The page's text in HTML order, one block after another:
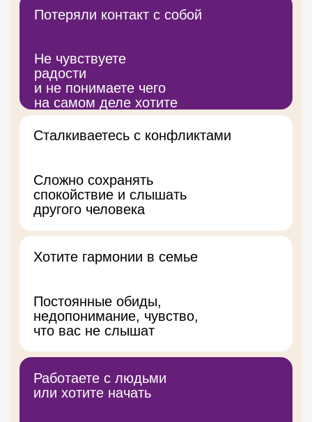
Хочется заниматься чем-то
осмысленным, но не знаете,
с чего начать
Не находите себя в работе
или лечение
Беспокоит здоровье —
своё или близких
Есть движение, но нет
внутреннего отклика
Чувствуете, что живёте
«не свою жизнь»
Этот курс — путь к спокойствию,
ясности и жизни в согласии с собой
ЧЕМУ ВЫ